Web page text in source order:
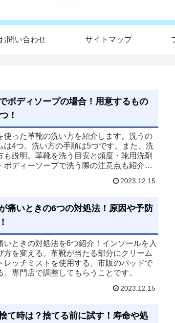
お問い合わせ サイトマップ
ボディソープの場合！用意するもの
！
使った革靴の洗い方を紹介します。洗うの
は4つ。洗い方の手順は5つです。また、洗
も説明。革靴を洗う目安と頻度・靴用洗剤
ボディーソープで洗う際の注意点も紹介し
2023.12.15
痛いときの6つの対処法！原因や予防
いときの対処法を6つ紹介！インソールを入
方を変える。革靴が当たる部分にクリーム
レッチミストを使用する。市販のパッドで
。専門店で調整してもらうことです。
2023.12.15
て時は？捨てる前に試す！寿命や処